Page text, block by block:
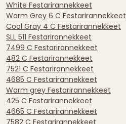
White Festarirannekkeet
Warm Grey 6 C Festarirannekkeet
Cool Gray 4 C Festarirannekkeet
SLL 511 Festarirannekkeet
7499 C Festarirannekkeet
482 C Festarirannekkeet
7521 C Festarirannekkeet
4685 C Festarirannekkeet
Warm grey Festarirannekkeet
425 C Festarirannekkeet
4665 C Festarirannekkeet
7582 C Festarirannekkeet